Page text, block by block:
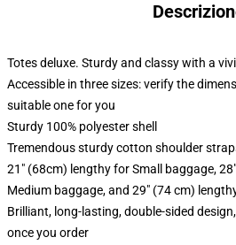
Totes deluxe. Sturdy and classy with a
Accessible in three sizes: verify the
suitable one for you
Sturdy 100% polyester shell
Tremendous sturdy cotton shoulder
21" (68cm) lengthy for Small baggage,
Medium baggage, and 29" (74 cm)
Brilliant, long-lasting, double-sided
once you order